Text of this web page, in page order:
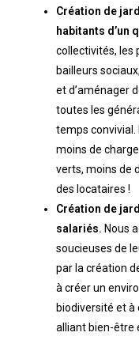
Création de
habitants d’un
collectivités, les
bailleurs
et d’aménager
toutes les
temps
moins de
verts, moins de
des locataires !
Création de
salariés. Nous
soucieuses de
par la création
à créer un
biodiversité et
alliant bien-être